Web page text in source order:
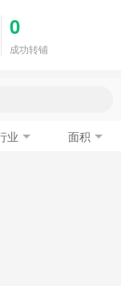
0
成功转铺
业 面积